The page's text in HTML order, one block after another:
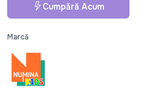
Cumpără Acum
Marcă